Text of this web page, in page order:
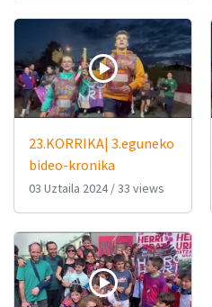
23.KORRIKA| 3.eguneko
bideo-kronika
03 Uztaila 2024/33 views